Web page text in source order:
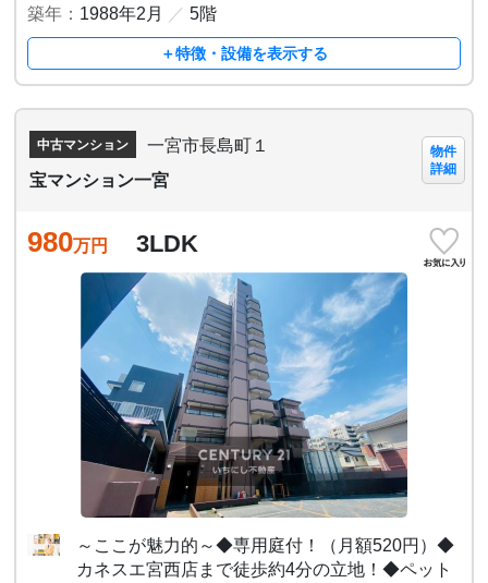
築年： 1988年2月 ／ 5階
＋特徴・設備を表示する
中古マンション
一宮市長島町１
宝マンション一宮
物件
詳細
980万円 3LDK
～ここが魅力的～◆専用庭付！（月額520円）◆
カネスエ宮西店まで徒歩約4分の立地！◆ペット